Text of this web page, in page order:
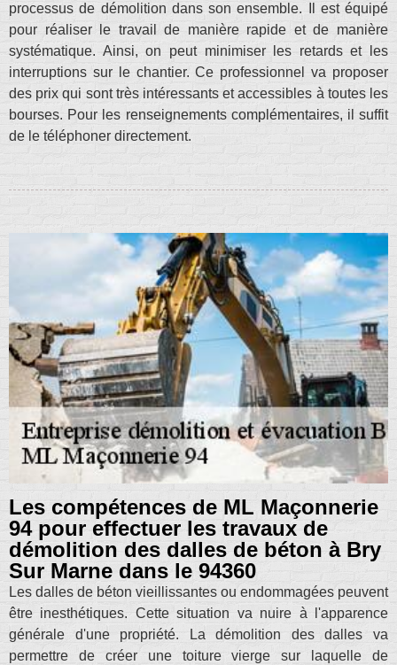
processus de démolition dans son ensemble. Il est équipé
pour réaliser le travail de manière rapide et de manière
systématique. Ainsi, on peut minimiser les retards et les
interruptions sur le chantier. Ce professionnel va proposer
des prix qui sont très intéressants et accessibles à toutes les
bourses. Pour les renseignements complémentaires, il suffit
de le téléphoner directement.
Les compétences de ML Maçonnerie
94 pour effectuer les travaux de
démolition des dalles de béton à Bry
Sur Marne dans le 94360
Les dalles de béton vieillissantes ou endommagées peuvent
être inesthétiques. Cette situation va nuire à l'apparence
générale d'une propriété. La démolition des dalles va
permettre de créer une toiture vierge sur laquelle de